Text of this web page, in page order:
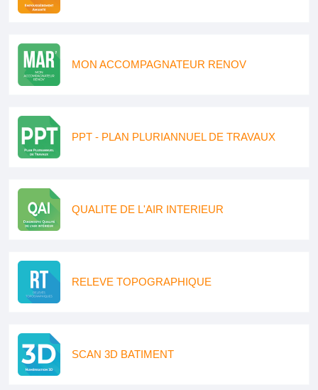
MON ACCOMPAGNATEUR RENOV
PPT - PLAN PLURIANNUEL DE TRAVAUX
QUALITE DE L'AIR INTERIEUR
RELEVE TOPOGRAPHIQUE
SCAN 3D BATIMENT